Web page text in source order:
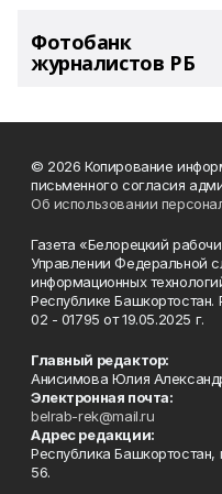
Фотобанк
журналистов РБ
© 2026 Копирование
письменного согласия
Об использовании
Газета «Белорецкий
Управлении Федеральной
информационных
Республике
02 - 01795 от 19.05.2025 г.
Главный редактор:
Анисимова Юлия
Электронная почта:
belrab-rek@mail.ru
Адрес редакции:
Республика Башкортостан,
56.